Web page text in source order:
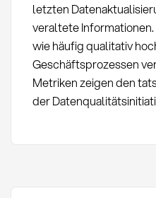
letzten
veraltete
wie häufig qualitativ
Geschäftsprozessen
Metriken zeigen den
der